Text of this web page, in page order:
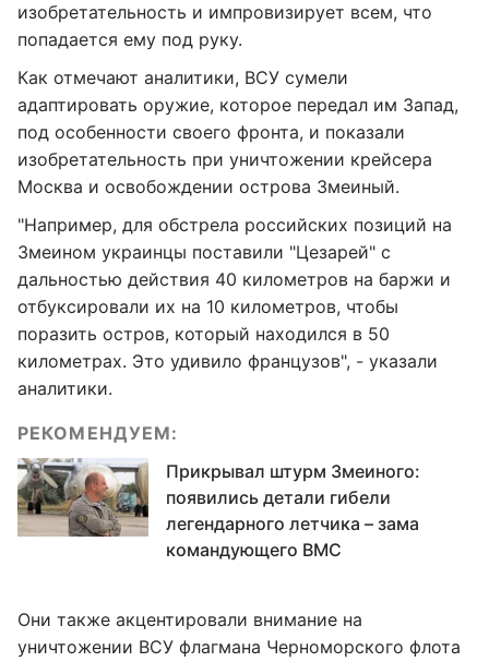
изобретательность и импровизирует всем, что
попадается ему под руку.
Как отмечают аналитики, ВСУ сумели
адаптировать оружие, которое передал им Запад,
под особенности своего фронта, и показали
изобретательность при уничтожении крейсера
Москва и освобождении острова Змеиный.
"Например, для обстрела российских позиций на
Змеином украинцы поставили "Цезарей" с
дальностью действия 40 километров на баржи и
отбуксировали их на 10 километров, чтобы
поразить остров, который находился в 50
километрах. Это удивило французов", - указали
аналитики.
РЕКОМЕНДУЕМ:
Прикрывал штурм Змеиного:
появились детали гибели
легендарного летчика – зама
командующего ВМС
Они также акцентировали внимание на
уничтожении ВСУ флагмана Черноморского флота